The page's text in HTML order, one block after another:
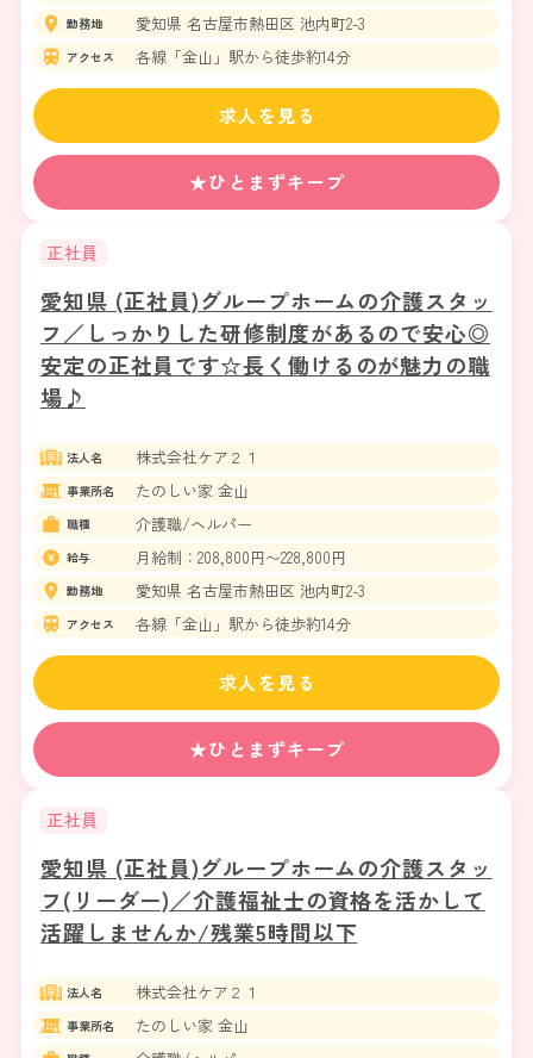
勤務地 愛知県 名古屋市熱田区 池内町2-3
アクセス 各線「金山」駅から徒歩約14分
★ひとまずキープ
求人を見る
正社員
愛知県 (正社員)グループホームの介護スタッ
フ／しっかりした研修制度があるので安心◎
安定の正社員です☆長く働けるのが魅力の職
場♪
法人名 株式会社ケア２１
事業所名 たのしい家 金山
職種 介護職/ヘルパー
給与 月給制：208,800円〜228,800円
勤務地 愛知県 名古屋市熱田区 池内町2-3
アクセス 各線「金山」駅から徒歩約14分
★ひとまずキープ
求人を見る
正社員
愛知県 (正社員)グループホームの介護スタッ
フ(リーダー)／介護福祉士の資格を活かして
活躍しませんか/残業5時間以下
法人名 株式会社ケア２１
事業所名 たのしい家 金山